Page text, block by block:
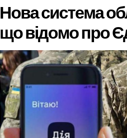
Нова система
що відомо про